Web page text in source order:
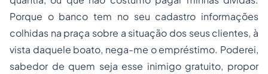
Porque o banco tem no seu cadastro informações
colhidas na praça sobre a situação dos seus clientes, à
vista daquele boato, nega-me o empréstimo. Poderei,
sabedor de quem seja esse inimigo gratuito, propor